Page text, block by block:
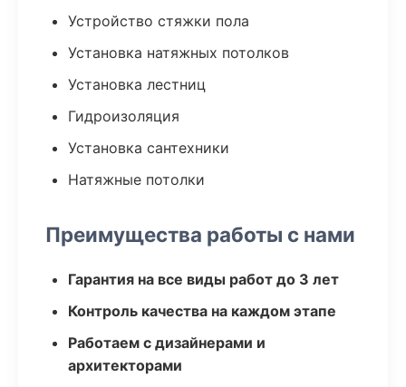
Устройство стяжки пола
Установка натяжных потолков
Установка лестниц
Гидроизоляция
Установка сантехники
Натяжные потолки
Преимущества работы с нами
Гарантия на все виды работ до 3 лет
Контроль качества на каждом этапе
Работаем с дизайнерами и
архитекторами